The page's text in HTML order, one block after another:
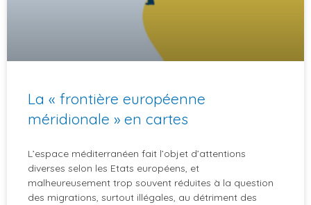
La « frontière européenne
méridionale » en cartes
L’espace méditerranéen fait l’objet d’attentions
diverses selon les Etats européens, et
malheureusement trop souvent réduites à la question
des migrations, surtout illégales, au détriment des